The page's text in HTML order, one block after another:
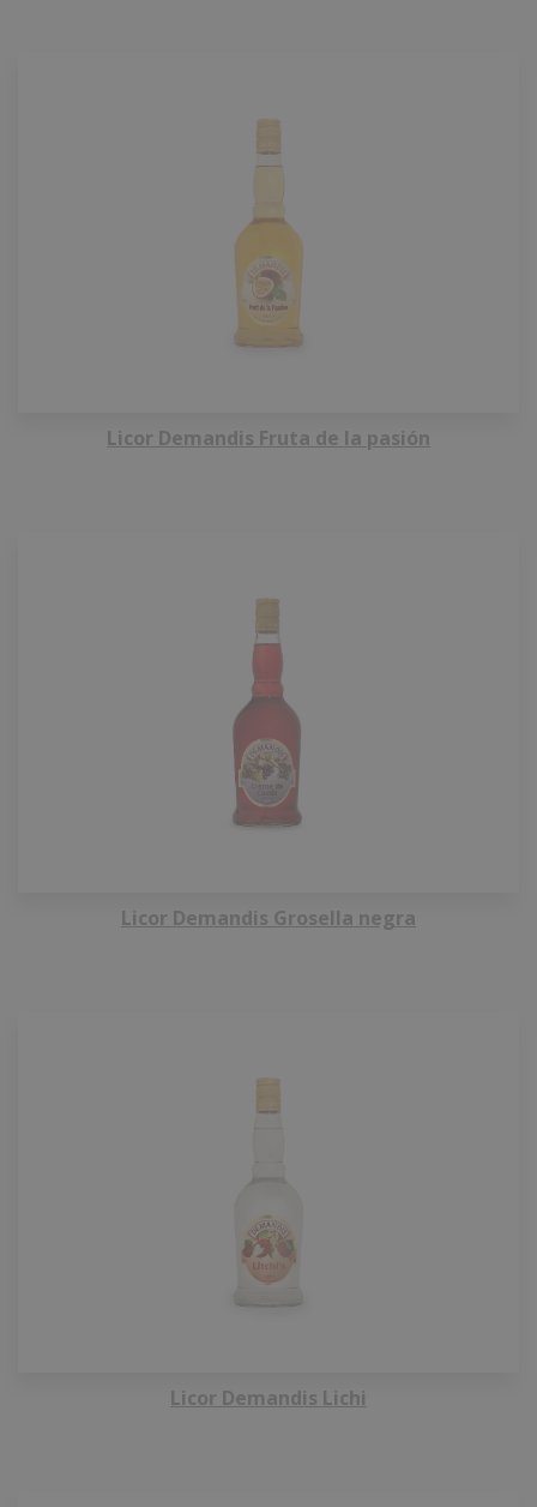
Licor Demandis Fruta de la pasión
Licor Demandis Grosella negra
Licor Demandis Lichi